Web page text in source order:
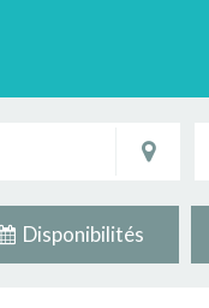
Disponibilités